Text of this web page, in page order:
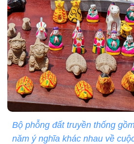
Bộ phỗng đất truyền thống
năm ý nghĩa khác nhau về